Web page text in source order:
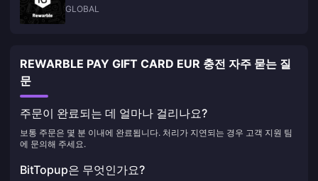
GLOBAL
REWARBLE PAY GIFT CARD EUR 충전 자주 묻는 질
문
주문이 완료되는 데 얼마나 걸리나요?
보통 주문은 몇 분 이내에 완료됩니다. 처리가 지연되는 경우 고객 지원 팀
에 문의해 주세요.
BitTopup은 무엇인가요?